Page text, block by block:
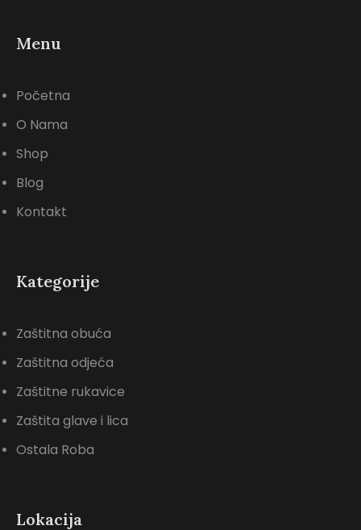
Menu
Početna
O Nama
Shop
Blog
Kontakt
Kategorije
Zaštitna obuća
Zaštitna odjeća
Zaštitne rukavice
Zaštita glave i lica
Ostala Roba
Lokacija